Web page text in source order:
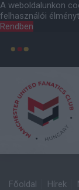
A weboldalunkon
felhasználói
Rendben
Főoldal Hírek